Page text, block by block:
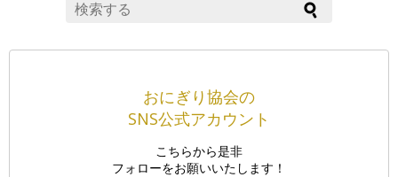
おにぎり協会の
SNS公式アカウント
こちらから是非
フォローをお願いいたします！